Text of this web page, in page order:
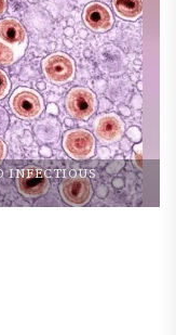
INFECTIOUS